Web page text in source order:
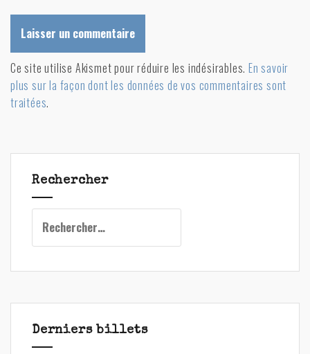
A
l
t
n
Ce site utilise Akismet pour réduire les indésirables. En savoir
plus sur la façon dont les données de vos commentaires sont
traitées.
Rechercher
Derniers billets